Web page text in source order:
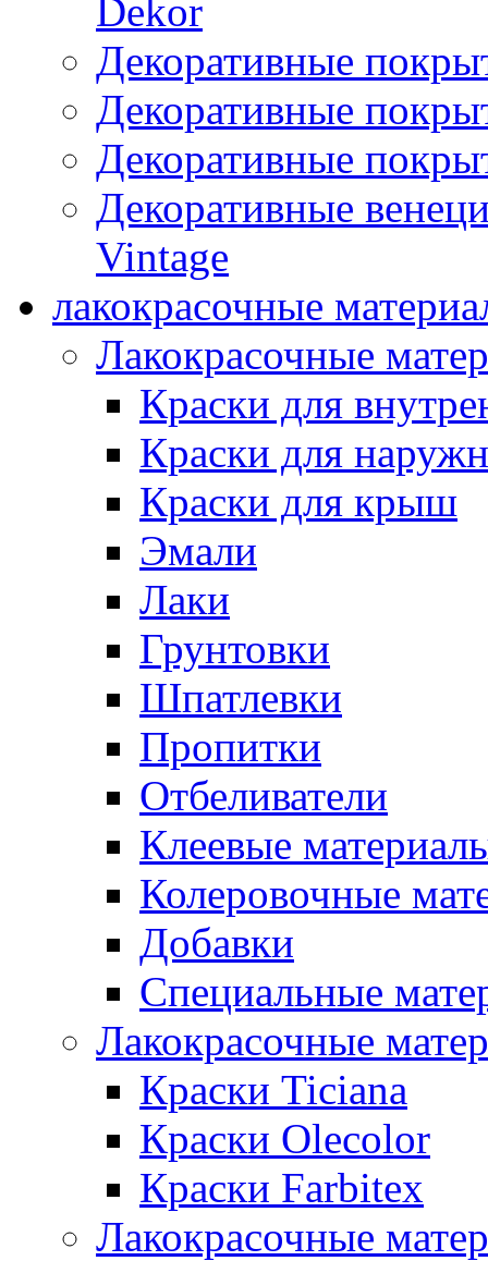
Dekor
Декоративные
Декоративные
Декоративные
Декоративные
Vintage
лакокрасочные
Лакокрасочные
Краски для
Краски для
Краски для крыш
Эмали
Лаки
Грунтовки
Шпатлевки
Пропитки
Отбеливатели
Клеевые
Колеровочные
Добавки
Специальные
Лакокрасочные
Краски Ticiana
Краски Olecolor
Краски Farbitex
Лакокрасочные